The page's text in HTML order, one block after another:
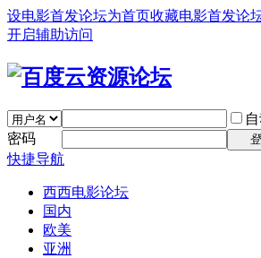
设电影首发论坛为首页收藏电影首发论
开启辅助访问
密码
快捷导航
西西电影论坛
国内
欧美
亚洲